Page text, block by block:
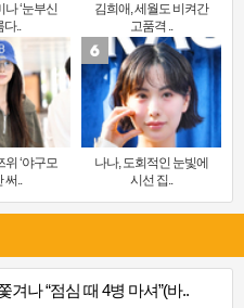
‘눈부신
다..
김희애, 세월도 비켜간
고품격 ..
위 ‘야구모
써..
나나, 도회적인 눈빛에
시선 집..
나 “점심 때 4병 마셔”(바..